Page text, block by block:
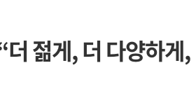
젊게, 더 다양하게,